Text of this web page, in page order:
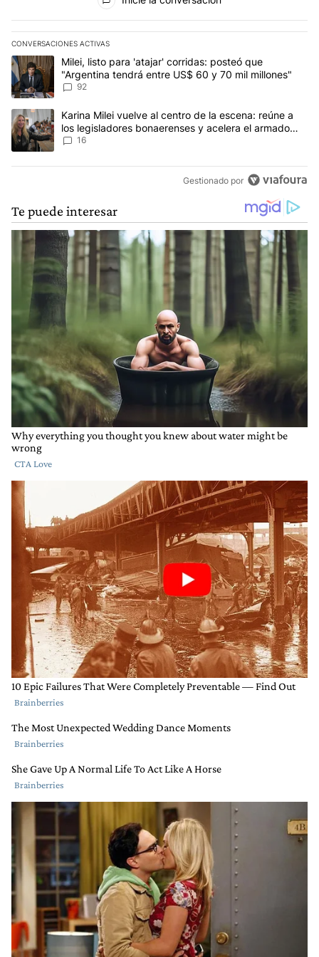
CONVERSACIONES ACTIVAS
Este listado muestra los artículos con más comentarios en los
Un artículo de tendencia con el título "Milei, listo para 'atajar'
Milei, listo para 'atajar' corridas: posteó que
"Argentina tendrá entre US$ 60 y 70 mil millones"
92
Un artículo de tendencia con el título "Karina Milei vuelve al
Karina Milei vuelve al centro de la escena: reúne a
los legisladores bonaerenses y acelera el armado
para 2027
16
Gestionado por